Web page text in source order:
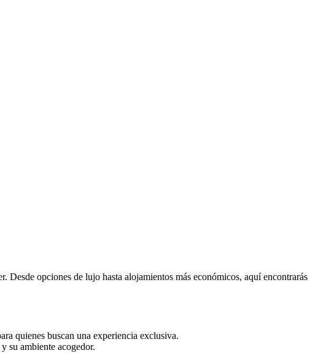
Desde opciones de lujo hasta alojamientos más económicos, aquí encontrarás
quienes buscan una experiencia exclusiva.
su ambiente acogedor.